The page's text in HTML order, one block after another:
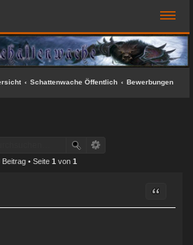
Schattenwache Öffentlich Bewerbungen
Beitrag • Seite 1 von 1
Zitat